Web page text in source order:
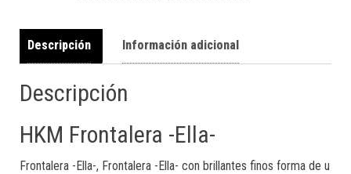
Descripción Información adicional
Descripción
HKM Frontalera -Ella-
Frontalera -Ella-, Frontalera -Ella- con brillantes finos forma de u